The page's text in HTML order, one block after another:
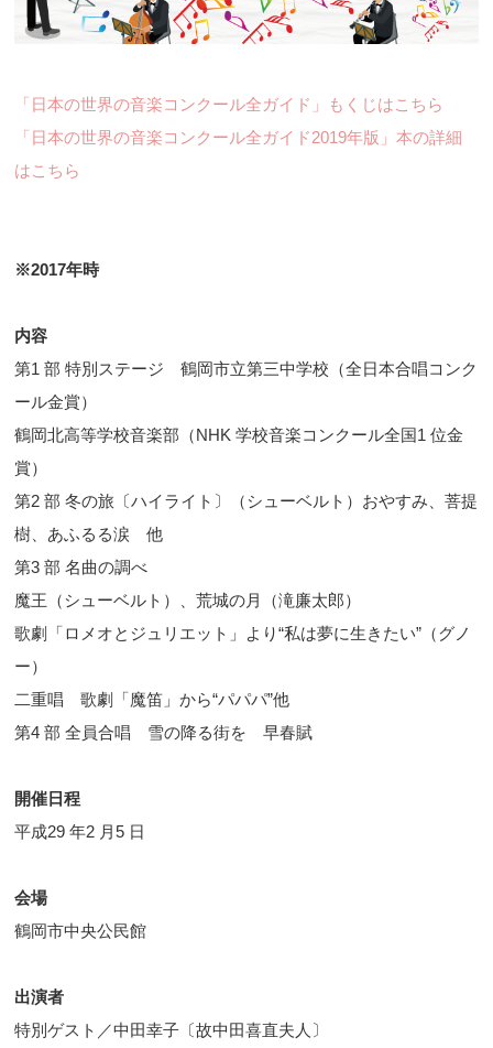
「日本の世界の音楽コンクール全ガイド」もくじはこちら
「日本の世界の音楽コンクール全ガイド2019年版」本の詳細
はこちら
※2017年時
内容
第1 部 特別ステージ 鶴岡市立第三中学校（全日本合唱コンク
ール金賞）
鶴岡北高等学校音楽部（NHK 学校音楽コンクール全国1 位金
賞）
第2 部 冬の旅〔ハイライト〕（シューベルト）おやすみ、菩提
樹、あふるる涙 他
第3 部 名曲の調べ
魔王（シューベルト）、荒城の月（滝廉太郎）
歌劇「ロメオとジュリエット」より“私は夢に生きたい”（グノ
ー）
二重唱 歌劇「魔笛」から“パパパ”他
第4 部 全員合唱 雪の降る街を 早春賦
開催日程
平成29 年2 月5 日
会場
鶴岡市中央公民館
出演者
特別ゲスト／中田幸子〔故中田喜直夫人〕